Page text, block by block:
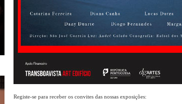
Registe-se para receber os convites das nossas exposições: